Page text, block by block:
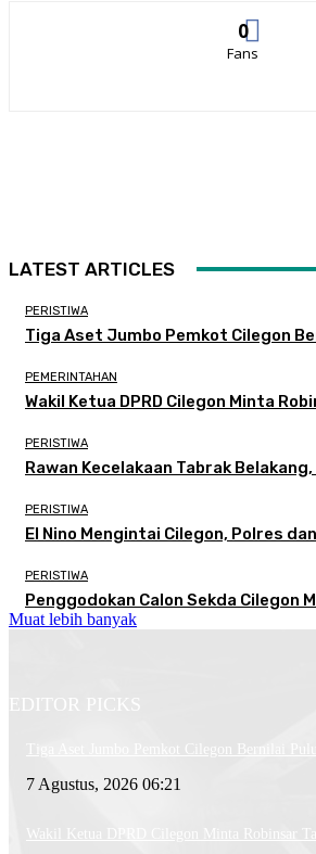
0
Fans
LATEST ARTICLES
PERISTIWA
Tiga Aset Jumbo Pemkot Cilegon
PEMERINTAHAN
Wakil Ketua DPRD Cilegon Minta
PERISTIWA
Rawan Kecelakaan Tabrak
PERISTIWA
El Nino Mengintai Cilegon, Polres
PERISTIWA
Penggodokan Calon Sekda Cilegon
Muat lebih banyak
EDITOR PICKS
Tiga Aset Jumbo Pemkot Cilegon Bernilai
7 Agustus, 2026 06:21
Wakil Ketua DPRD Cilegon Minta Robinsar